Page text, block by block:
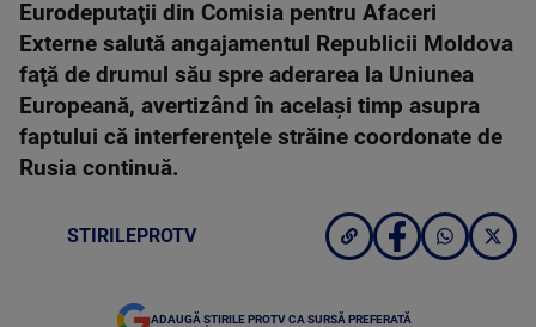
Eurodeputaţii din Comisia pentru Afaceri
Externe salută angajamentul Republicii Moldova
faţă de drumul său spre aderarea la Uniunea
Europeană, avertizând în acelaşi timp asupra
faptului că interferenţele străine coordonate de
Rusia continuă.
STIRILEPROTV
ADAUGĂ ȘTIRILE PROTV CA SURSĂ PREFERATĂ